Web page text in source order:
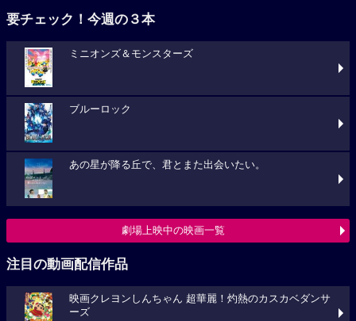
要チェック！今週の３本
ミニオンズ＆モンスターズ
ブルーロック
あの星が降る丘で、君とまた出会いたい。
劇場上映中の映画一覧
注目の動画配信作品
映画クレヨンしんちゃん 超華麗！灼熱のカスカベダンサ
ーズ